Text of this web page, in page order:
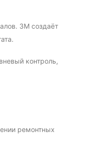
3M создаёт
контроль,
ремонтных